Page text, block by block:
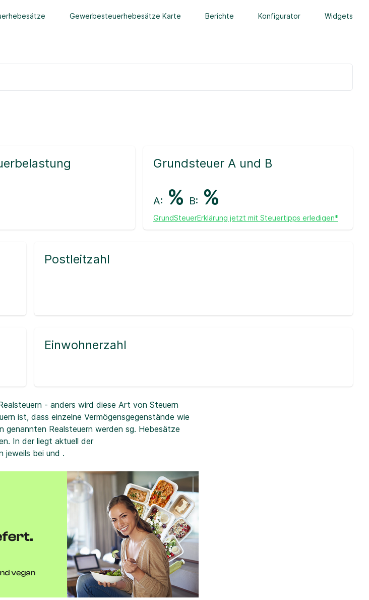
Gewerbesteuerhebesätze Karte Berichte Konfigurator Widgets
Grundsteuer A und B
A: % B: %
GrundSteuerErklärung jetzt mit Steuertipps erledigen*
Postleitzahl
Einwohnerzahl
- anders wird diese Art von Steuern
ist, dass einzelne Vermögensgegenstände wie
genannten Realsteuern werden sg. Hebesätze
In der liegt aktuell der
jeweils bei und .